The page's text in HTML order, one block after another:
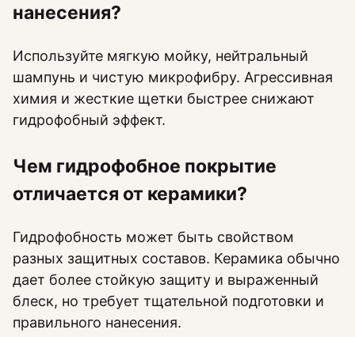
нанесения?
Используйте мягкую мойку, нейтральный
шампунь и чистую микрофибру. Агрессивная
химия и жесткие щетки быстрее снижают
гидрофобный эффект.
Чем гидрофобное покрытие
отличается от керамики?
Гидрофобность может быть свойством
разных защитных составов. Керамика обычно
дает более стойкую защиту и выраженный
блеск, но требует тщательной подготовки и
правильного нанесения.